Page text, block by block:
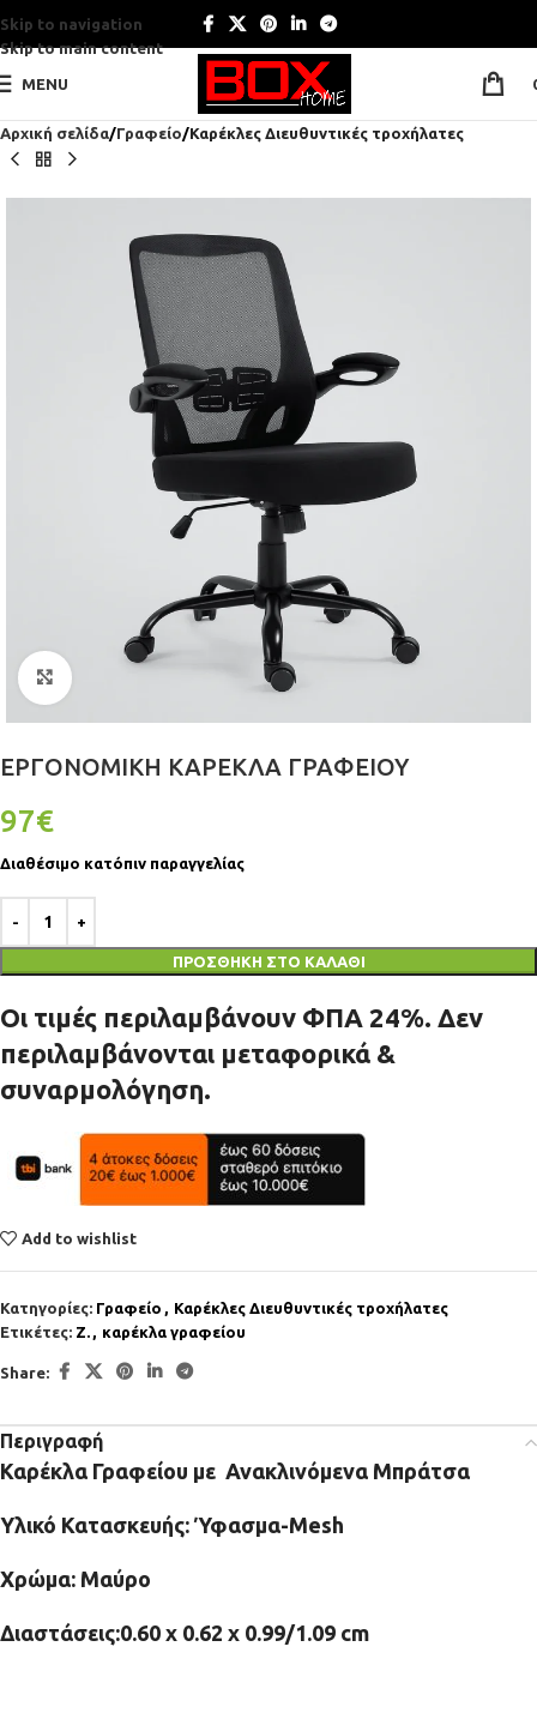
Skip to navigation
Skip to main content
MENU
Αρχική σελίδα Γραφείο Καρέκλες Διευθυντικές τροχήλατες
ΕΡΓΟΝΟΜΙΚΉ ΚΑΡΈΚΛΑ ΓΡΑΦΕΊΟΥ
97€
Διαθέσιμο κατόπιν παραγγελίας
ΠΡΟΣΘΉΚΗ ΣΤΟ ΚΑΛΆΘΙ
Οι τιμές περιλαμβάνουν ΦΠΑ 24%. Δεν
περιλαμβάνονται μεταφορικά &
συναρμολόγηση.
Add to wishlist
Κατηγορίες: Γραφείο , Καρέκλες Διευθυντικές τροχήλατες
Ετικέτες: Z. , καρέκλα γραφείου
Share:
Περιγραφή
Καρέκλα Γραφείου με Ανακλινόμενα Μπράτσα
Υλικό Κατασκευής: Ύφασμα-Mesh
Χρώμα: Μαύρο
Διαστάσεις:0.60 x 0.62 x 0.99/1.09 cm